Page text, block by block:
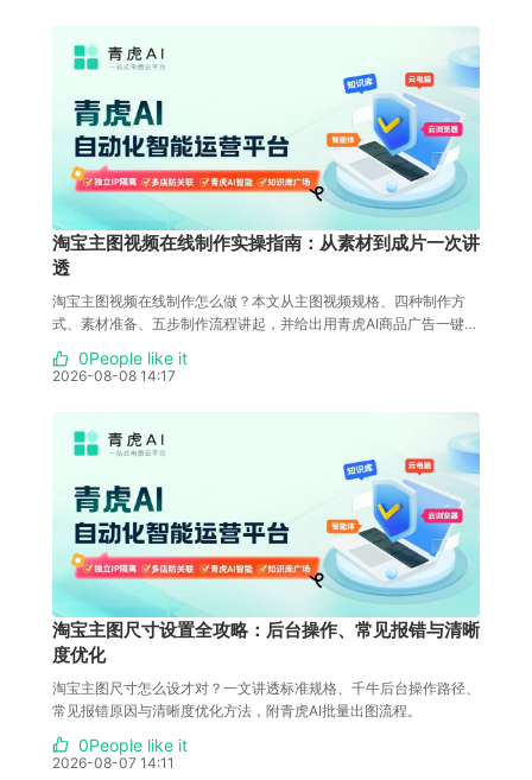
淘宝主图视频在线制作实操指南：从素材到成片一次讲
透
淘宝主图视频在线制作怎么做？本文从主图视频规格、四种制作方
式、素材准备、五步制作流程讲起，并给出用青虎AI商品广告一键成
片从上传产品图到生成完整带货视频的操作步骤，结合分镜生成器、
爆款复刻、视频剪辑的进阶组合与常见问题解答。
0People like it
2026-08-08 14:17
淘宝主图尺寸设置全攻略：后台操作、常见报错与清晰
度优化
淘宝主图尺寸怎么设才对？一文讲透标准规格、千牛后台操作路径、
常见报错原因与清晰度优化方法，附青虎AI批量出图流程。
0People like it
2026-08-07 14:11